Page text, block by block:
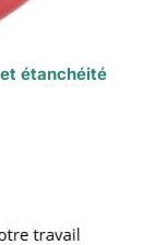
étanchéité